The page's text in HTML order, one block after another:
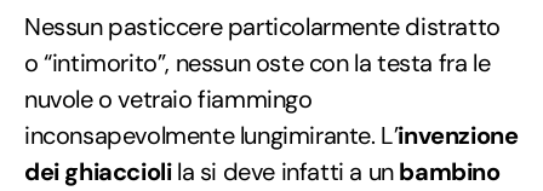
Nessun pasticcere particolarmente distratto
o “intimorito”, nessun oste con la testa fra le
nuvole o vetraio fiammingo
inconsapevolmente lungimirante. L’invenzione
dei ghiacciolila si deve infatti a unbambino